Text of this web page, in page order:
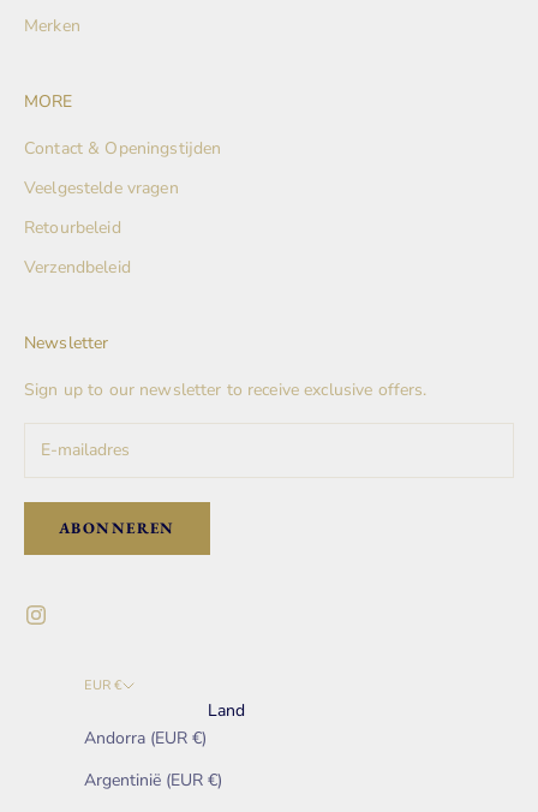
Merken
MORE
Contact & Openingstijden
Veelgestelde vragen
Retourbeleid
Verzendbeleid
Newsletter
Sign up to our newsletter to receive exclusive offers.
ABONNEREN
EUR €
Land
Andorra (EUR €)
Argentinië (EUR €)